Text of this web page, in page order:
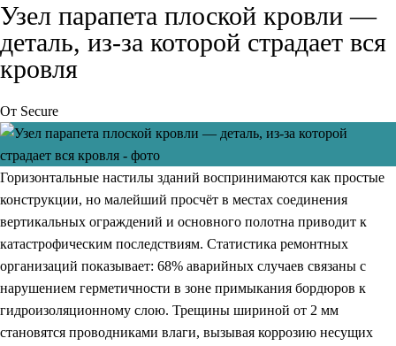
Узел парапета плоской кровли —
деталь, из-за которой страдает вся
кровля
От Secure
Горизонтальные настилы зданий воспринимаются как простые
конструкции, но малейший просчёт в местах соединения
вертикальных ограждений и основного полотна приводит к
катастрофическим последствиям. Статистика ремонтных
организаций показывает: 68% аварийных случаев связаны с
нарушением герметичности в зоне примыкания бордюров к
гидроизоляционному слою. Трещины шириной от 2 мм
становятся проводниками влаги, вызывая коррозию несущих